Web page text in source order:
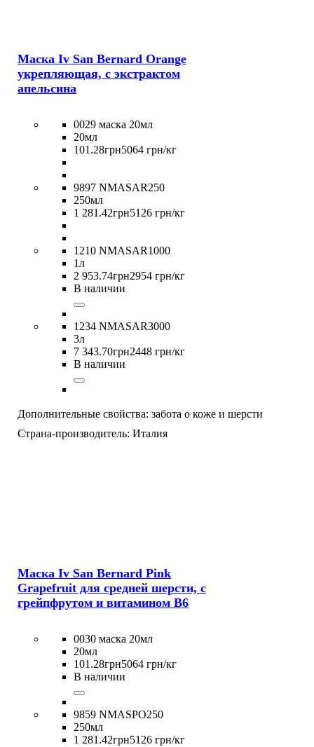
Маска Iv San Bernard Orange
укрепляющая, с экстрактом
апельсина
0029 маска 20мл
20мл
101.28грн5064 грн/кг
9897 NMASAR250
250мл
1 281.42грн5126 грн/кг
1210 NMASAR1000
1л
2 953.74грн2954 грн/кг
В наличии
1234 NMASAR3000
3л
7 343.70грн2448 грн/кг
В наличии
Дополнительные свойства: забота о коже и шерсти
Страна-производитель: Италия
Маска Iv San Bernard Pink
Grapefruit для средней шерсти, с
грейпфрутом и витамином В6
0030 маска 20мл
20мл
101 .28грн5064 грн/кг
В наличии
9859 NMASPO250
250мл
1 281 .42грн5126 грн/кг